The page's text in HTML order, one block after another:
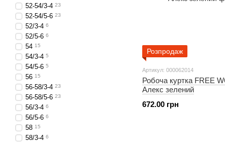
Розпродаж
Артикул: 000062014
Робоча куртка FREE
Алекс зелений
672.00 грн
52-54/3-4 23
52-54/5-6 23
52/3-4 6
52/5-6 6
54 15
54/3-4 5
54/5-6 5
56 15
56-58/3-4 23
56-58/5-6 23
56/3-4 6
56/5-6 6
58 15
58/3-4 6